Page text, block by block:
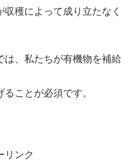
穫によって成り立たなく
は、私たちが有機物を補給
ことが必須です。
リンク